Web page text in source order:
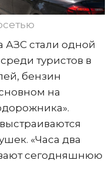
АЗС стали одной
туристов в
бензин
на
«Часа два
сегодняшнюю